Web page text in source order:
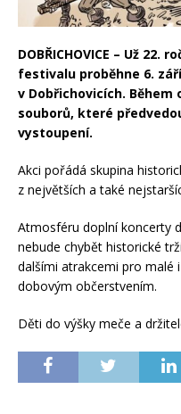
DOBŘICHOVICE – Už 22.
festivalu proběhne 6.
v Dobřichovicích.
souborů, které
vystoupení.
Akci pořádá skupina
z největších a také
Atmosféru doplní koncerty
nebude chybět historické
dalšími atrakcemi pro malé
dobovým občerstvením.
Děti do výšky meče a